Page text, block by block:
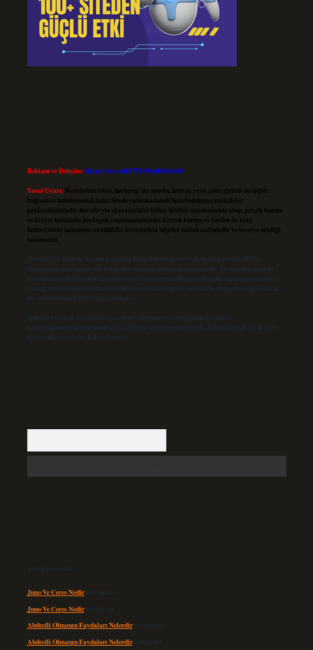
Reklam ve İletişim:Skype: live:.cid.575569c608265c69
Yasal Uyarı: Bu internet sitesi, herhangi bir marka, kurum veya şahıs şirketi ile hiçbir
bağlantısı bulunmamaktadır. Sitede yalnızca kendi hazırladığımız makaleler
paylaşılmaktadır. Burada yer alan içerikler haber niteliği taşımamakta olup, gerçek kurum
ve kişiler hakkında paylaşım yapılmamaktadır. Gerçek kurum ve kişiler ile isim
benzerlikleri tamamen tesadüfidir. Sitemizdeki bilgiler taslak halindedir ve tavsiye niteliği
taşımazlar.
Sitemiz, 5651 Sayılı Kanun gereğince Bilgi Teknolojileri ve İletişim Kurumu (BTK)
tarafından onaylanmış bir Yer Sağlayıcı olarak hizmet vermektedir. Bu nedenle, sitedeki
içerikleri proaktif olarak denetleme veya araştırma yükümlülüğümüz bulunmamaktadır.
Ancak, üyelerimiz yazdıkları içeriklerin sorumluluğunu taşımakta olup, siteye üye olarak
bu sorumluluğu kabul etmiş sayılırlar.
Hukuka ve yasal düzenlemelere aykırı olduğunu düşündüğünüz içerikleri,
backlinkpanelicomtr@gmail.com adresine bildirmeniz halinde, ilgili içerikler yasal süre
içerisinde sitemizden kaldırılacaktır.
Son yorumlar
Juno Ve Ceres Nediriçin admin
Juno Ve Ceres Nediriçin Altan
Abdestli Olmanın Faydaları Nelerdiriçin admin
Abdestli Olmanın Faydaları Nelerdiriçin Alper